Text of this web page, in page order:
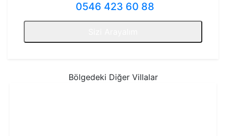
0546 423 60 88
Bölgedeki Diğer Villalar